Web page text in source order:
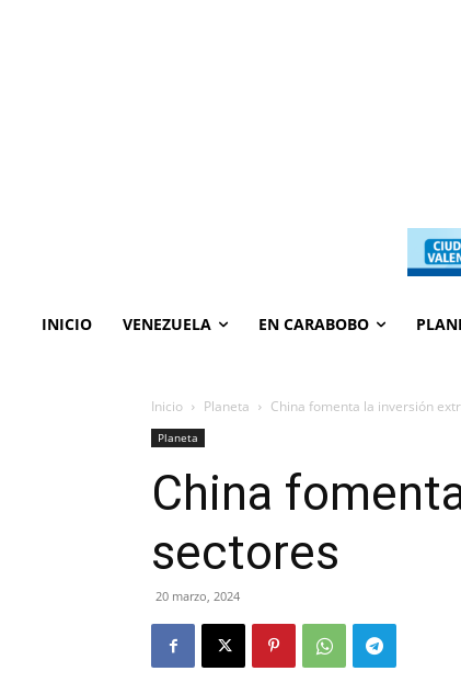
INICIO VENEZUELA EN CARABOBO
Inicio Planeta China fomenta la inversión
Planeta
China
sectores
20 marzo, 2024